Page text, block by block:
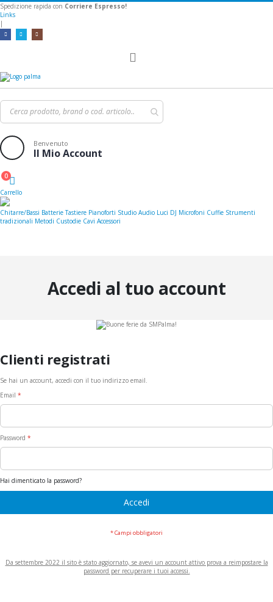
Spedizione rapida con Corriere Espresso!
Links
|
Benvenuto
Il Mio Account
Cart
0
Carrello
Chitarre/Bassi Batterie Tastiere Pianoforti Studio Audio Luci DJ Microfoni Cuffie Strumenti
tradizionali Metodi Custodie Cavi Accessori
Accedi al tuo account
Clienti registrati
Se hai un account, accedi con il tuo indirizzo email.
Email
Password
Hai dimenticato la password?
Accedi
Da settembre 2022 il sito è stato aggiornato, se avevi un account attivo prova a reimpostare la
password per recuperare i tuoi accessi.